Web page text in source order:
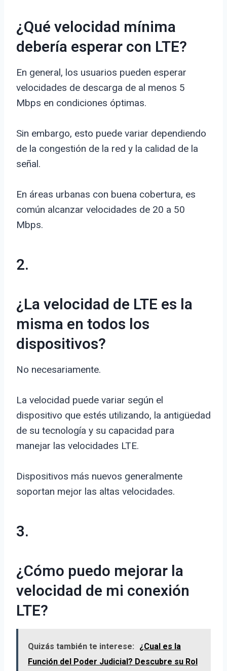
¿Qué velocidad mínima
debería esperar con LTE?
En general, los usuarios pueden esperar
velocidades de descarga de al menos 5
Mbps en condiciones óptimas.
Sin embargo, esto puede variar dependiendo
de la congestión de la red y la calidad de la
señal.
En áreas urbanas con buena cobertura, es
común alcanzar velocidades de 20 a 50
Mbps.
2.
¿La velocidad de LTE es la
misma en todos los
dispositivos?
No necesariamente.
La velocidad puede variar según el
dispositivo que estés utilizando, la antigüedad
de su tecnología y su capacidad para
manejar las velocidades LTE.
Dispositivos más nuevos generalmente
soportan mejor las altas velocidades.
3.
¿Cómo puedo mejorar la
velocidad de mi conexión
LTE?
Quizás también te interese:
¿Cual es la
Función del Poder Judicial? Descubre su Rol